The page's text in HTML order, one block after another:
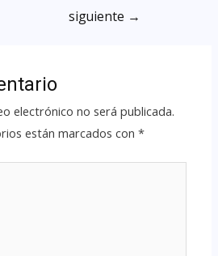
siguiente →
electrónico no será publicada.
están marcados con*